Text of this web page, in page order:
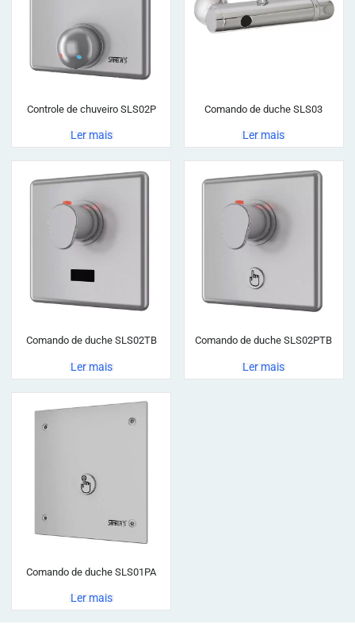
Controle de chuveiro SLS02P
Ler mais
Comando de duche SLS03
Ler mais
Comando de duche SLS02TB
Ler mais
Comando de duche SLS02PTB
Ler mais
Comando de duche SLS01PA
Ler mais